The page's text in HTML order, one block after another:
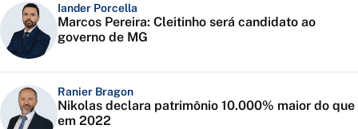
Iander Porcella
Marcos Pereira: Cleitinho será candidato ao
governo de MG
Ranier Bragon
Nikolas declara patrimônio 10.000% maior do que
em 2022